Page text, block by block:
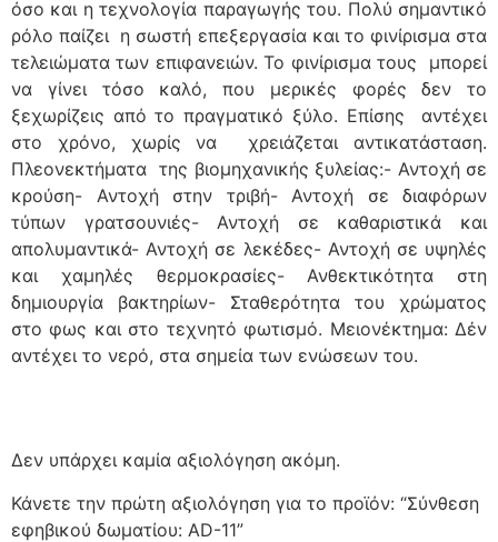
όσο και η τεχνολογία παραγωγής του. Πολύ σημαντικό
ρόλο παίζει η σωστή επεξεργασία και το φινίρισμα στα
τελειώματα των επιφανειών. Το φινίρισμα τους μπορεί
να γίνει τόσο καλό, που μερικές φορές δεν το
ξεχωρίζεις από το πραγματικό ξύλο. Επίσης αντέχει
στο χρόνο, χωρίς να χρειάζεται αντικατάσταση.
Πλεονεκτήματα της βιομηχανικής ξυλείας:- Αντοχή σε
κρούση- Αντοχή στην τριβή- Αντοχή σε διαφόρων
τύπων γρατσουνιές- Αντοχή σε καθαριστικά και
απολυμαντικά- Αντοχή σε λεκέδες- Αντοχή σε υψηλές
και χαμηλές θερμοκρασίες- Ανθεκτικότητα στη
δημιουργία βακτηρίων- Σταθερότητα του χρώματος
στο φως και στο τεχνητό φωτισμό. Μειονέκτημα: Δέν
αντέχει το νερό, στα σημεία των ενώσεων του.
Δεν υπάρχει καμία αξιολόγηση ακόμη.
Κάνετε την πρώτη αξιολόγηση για το προϊόν: “Σύνθεση
εφηβικού δωματίου: AD-11”